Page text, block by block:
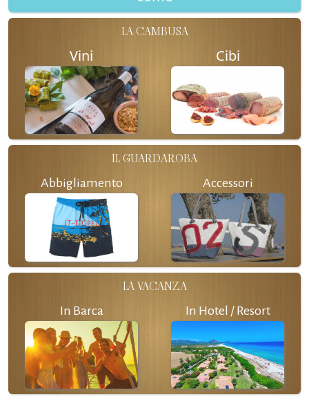
LA CAMBUSA
Vini Cibi
IL GUARDAROBA
Abbigliamento Accessori
LA VACANZA
In Barca In Hotel / Resort